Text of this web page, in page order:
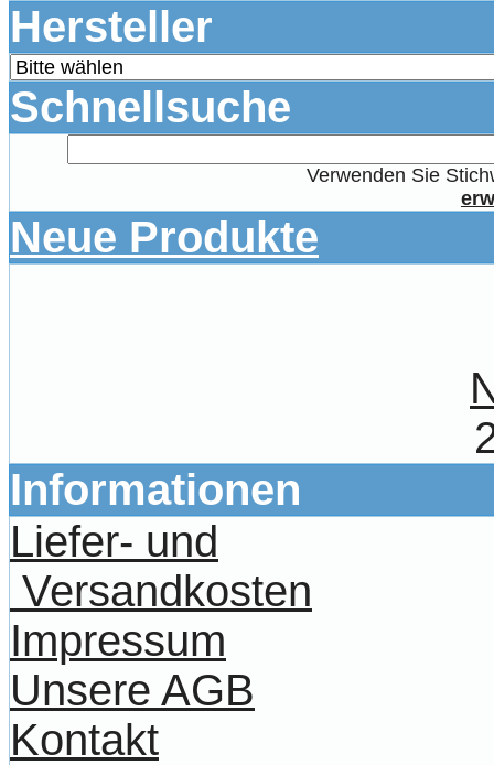
Hersteller
Schnellsuche
Verwenden Sie
Neue Produkte
Informationen
Liefer- und
Versandkosten
Impressum
Unsere AGB
Kontakt